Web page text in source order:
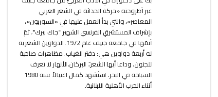
عبر أطروحته «حركة الحداثة في الشعر العربي
المعاصر»، والتي بدأ العمل عليها في «السوربون»،
بإشراف المستشرقِ الفرنسي الشهير "جاك بيرك"، ثمّ
أتمّها في جامعة جنيف عام 1972. الدواوين الشعرية
له أربعة دواوين هي: دفتر الغياب. مظاهرات صاخبة
للجنون. وداعا أيها الشعر.َ البركان.الأنهار لا تعرف
السباحة في البحر. استُشهدَ كمال اغتيالاً سنة 1980
أثناء الحرب الأهلية اللبنانية.